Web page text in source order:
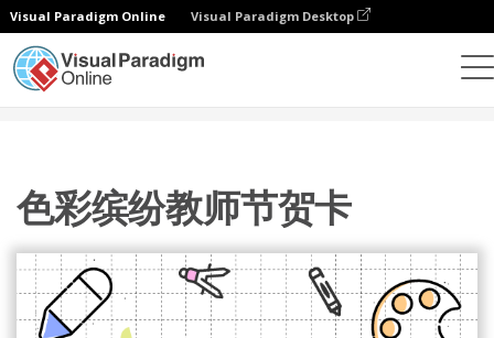
Visual Paradigm Online Visual Paradigm Desktop
色彩缤纷教师节贺卡